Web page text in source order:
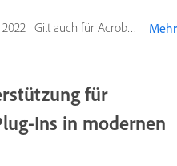
| Gilt auch für Acrobat Reader Mehr
für
Ins in modernen